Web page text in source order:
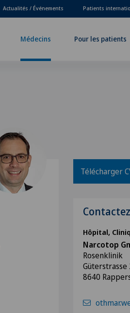
Actualités / Événements Patients
Médecins Pour les patients
Télécharger
Hôpital,
Narcotop
Rosenklinik
Güterstrasse
8640